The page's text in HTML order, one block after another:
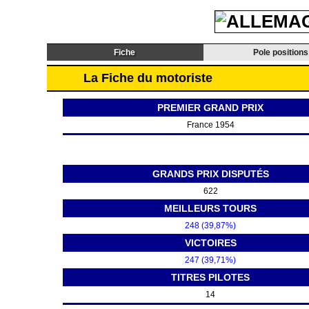
Fiche Pole positions
La Fiche du motoriste
PREMIER GRAND PRIX
France 1954
GRANDS PRIX DISPUTÉS
622
MEILLEURS TOURS
248 (39,87%)
VICTOIRES
247 (39,71%)
TITRES PILOTES
14